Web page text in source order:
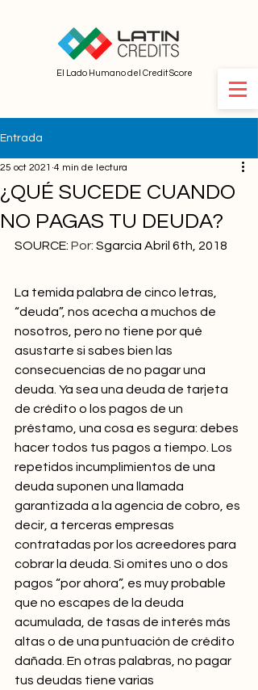
El Lado Humano del Credit Score
Entrada
¿QUÉ SUCEDE CUANDO
NO PAGAS TU DEUDA?
25 oct 2021 4 min de lectura
SOURCE: Por: Sgarcia Abril 6th, 2018
La temida palabra de cinco letras,
“deuda”, nos acecha a muchos de
nosotros, pero no tiene por qué
asustarte si sabes bien las
consecuencias de no pagar una
deuda. Ya sea una deuda de tarjeta
de crédito o los pagos de un
préstamo, una cosa es segura: debes
hacer todos tus pagos a tiempo. Los
repetidos incumplimientos de una
deuda suponen una llamada
garantizada a la agencia de cobro, es
decir, a terceras empresas
contratadas por los acreedores para
cobrar la deuda. Si omites uno o dos
pagos “por ahora”, es muy probable
que no escapes de la deuda
acumulada, de tasas de interés más
altas o de una puntuación de crédito
dañada. En otras palabras, no pagar
tus deudas tiene varias